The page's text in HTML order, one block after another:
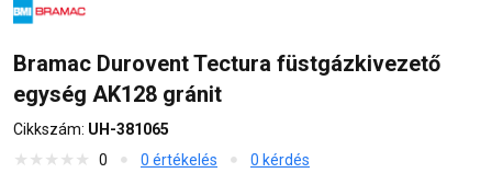
Bramac Durovent Tectura füstgázkivezető
egység AK128 gránit
Cikkszám: UH-381065
0
0 értékelés 0 kérdés